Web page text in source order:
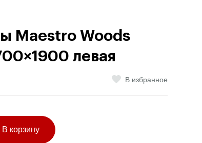
Maestro Woods
левая
В избранное
В корзину